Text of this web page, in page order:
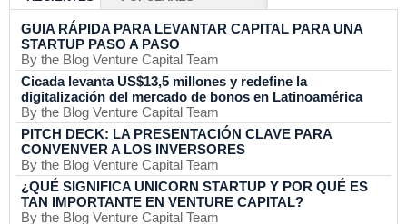
GUIA RÁPIDA PARA LEVANTAR CAPITAL PARA UNA
STARTUP PASO A PASO
By the Blog Venture Capital Team
Cicada levanta US$13,5 millones y redefine la
digitalización del mercado de bonos en Latinoamérica
By the Blog Venture Capital Team
PITCH DECK: LA PRESENTACIÓN CLAVE PARA
CONVENVER A LOS INVERSORES
By the Blog Venture Capital Team
¿QUÉ SIGNIFICA UNICORN STARTUP Y POR QUÉ ES
TAN IMPORTANTE EN VENTURE CAPITAL?
By the Blog Venture Capital Team